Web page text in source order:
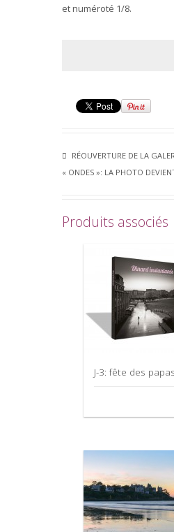
et numéroté 1/8.
RÉOUVERTURE DE LA
« ONDES »: LA PHOTO
Produits associés
J-3: fête des papas